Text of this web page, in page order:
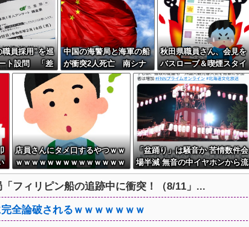
職員採用”を巡
ト設問 「差
らない」とし
る方針を決定
中国の海警局と海軍の船
が衝突2人死亡 南シナ
海でフィリピン船を追跡
中、公表までに1年
秋田県職員さん、会見を
バスローブ＆喫煙スタイ
ルで対応してしまい大炎
上ｗ
店員さんにタメ口するやつｗｗ
ｗｗｗｗｗｗｗｗｗｗｗｗｗｗ
ｗｗｗｗｗｗｗｗ
「盆踊り」は騒音か 苦情数件会
場半減 無音の中イヤホンから流
れる曲に合わせ踊るサイレント
盆ダンスも
フィリピン船の追跡中に衝突！（8/11」...
全論破されるｗｗｗｗｗｗｗ